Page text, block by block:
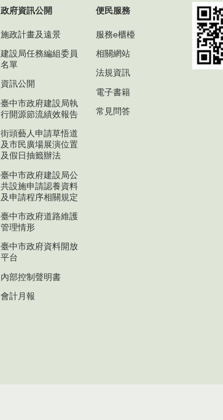
政府資訊公開
施政計畫及遠景
建設局任務編組委員
名單
資訊公開
臺中市政府建設局執
行開源節流績效報告
街頭藝人申請草悟道
及市民廣場展演位置
及假日抽籤辦法
臺中市政府建設局公
共設施申請認養資料
及申請程序相關規定
臺中市政府道路維護
管理情形
臺中市政府資料開放
平台
內部控制聲明書
會計月報
便民服務
服務e櫃檯
相關網站
法規資訊
電子書籍
常見問答